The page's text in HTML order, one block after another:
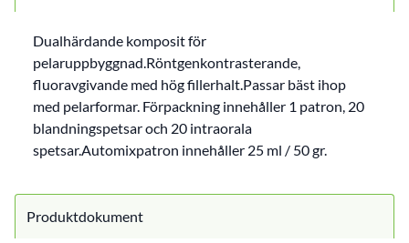
Dualhärdande komposit för
pelaruppbyggnad.Röntgenkontrasterande,
fluoravgivande med hög fillerhalt.Passar bäst ihop
med pelarformar. Förpackning innehåller 1 patron, 20
blandningspetsar och 20 intraorala
spetsar.Automixpatron innehåller 25 ml / 50 gr.
Produktdokument